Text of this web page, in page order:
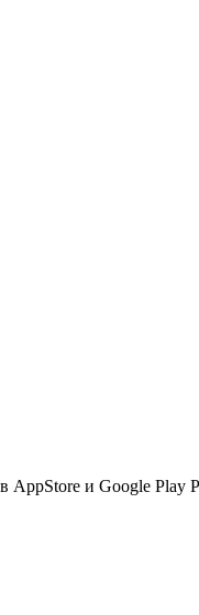
AppStore и Google Play